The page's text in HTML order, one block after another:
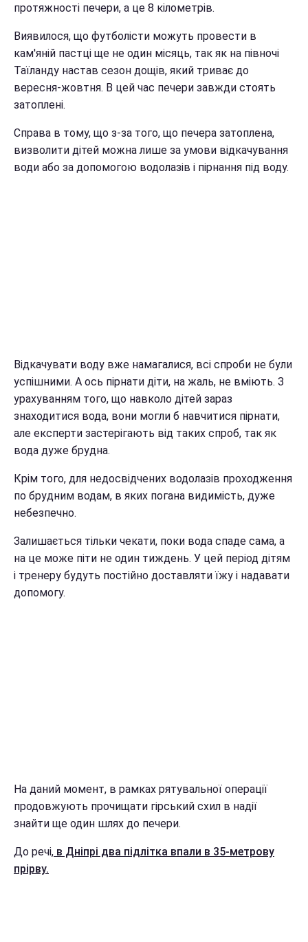
протяжності печери, а це 8 кілометрів.
Виявилося, що футболісти можуть провести в
кам'яній пастці ще не один місяць, так як на півночі
Таїланду настав сезон дощів, який триває до
вересня-жовтня. В цей час печери завжди стоять
затоплені.
Справа в тому, що з-за того, що печера затоплена,
визволити дітей можна лише за умови відкачування
води або за допомогою водолазів і пірнання під воду.
Відкачувати воду вже намагалися, всі спроби не були
успішними. А ось пірнати діти, на жаль, не вміють. З
урахуванням того, що навколо дітей зараз
знаходитися вода, вони могли б навчитися пірнати,
але експерти застерігають від таких спроб, так як
вода дуже брудна.
Крім того, для недосвідчених водолазів проходження
по брудним водам, в яких погана видимість, дуже
небезпечно.
Залишається тільки чекати, поки вода спаде сама, а
на це може піти не один тиждень. У цей період дітям
і тренеру будуть постійно доставляти їжу і надавати
допомогу.
На даний момент, в рамках рятувальної операції
продовжують прочищати гірський схил в надії
знайти ще один шлях до печери.
До речі, в Дніпрі два підлітка впали в 35-метрову
прірву.